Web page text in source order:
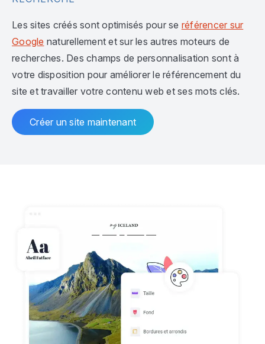
Les sites créés sont optimisés pour se référencer sur
Google naturellement et sur les autres moteurs de
recherches. Des champs de personnalisation sont à
votre disposition pour améliorer le référencement du
site et travailler votre contenu web et ses mots clés.
Créer un site maintenant